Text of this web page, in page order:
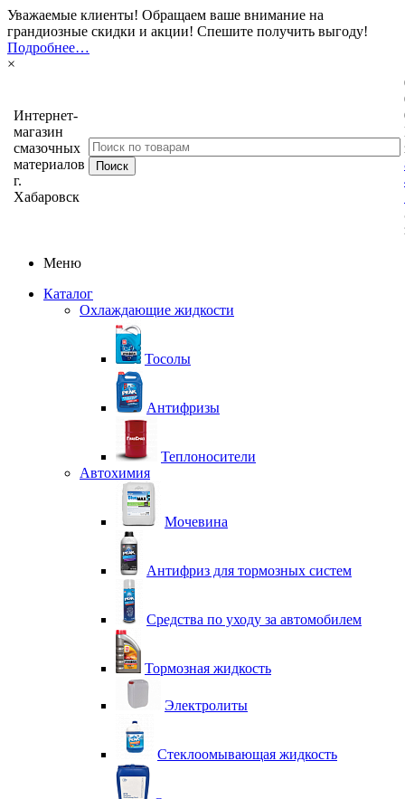
Уважаемые клиенты! Обращаем ваше внимание на
грандиозные скидки и акции! Спешите получить выгоду!
Подробнее…
×
Интернет-
магазин
смазочных
материалов
г.
Хабаровск
Меню
Каталог
Охлаждающие жидкости
Тосолы
Антифризы
Теплоносители
Автохимия
Мочевина
Антифриз для тормозных систем
Средства по уходу за автомобилем
Тормозная жидкость
Электролиты
Стеклоомывающая жидкость